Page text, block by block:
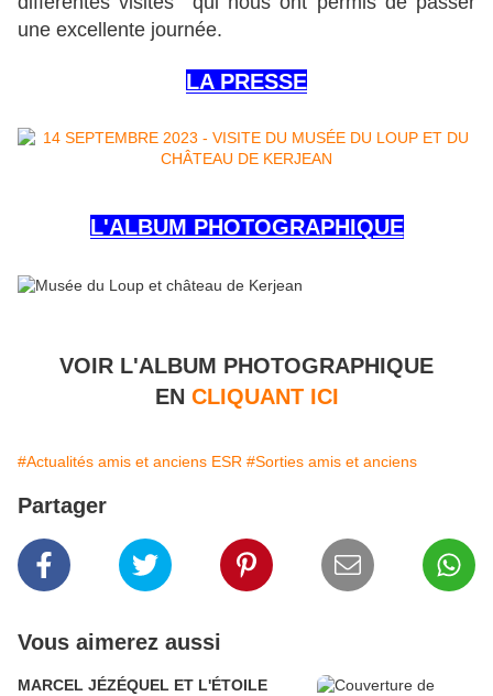
une excellente journée.
LA PRESSE
L'ALBUM PHOTOGRAPHIQUE
VOIR L'ALBUM PHOTOGRAPHIQUE
EN CLIQUANT ICI
#Actualités amis et anciens ESR #Sorties amis et anciens
Partager
Vous aimerez aussi
MARCEL JÉZÉQUEL ET L'ÉTOILE